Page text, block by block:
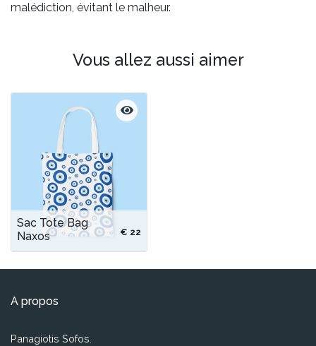
malédiction, évitant le malheur.
Vous allez aussi aimer
Sac Tote Bag
Naxos
€ 22
A propos
Panagiotis Sofos.